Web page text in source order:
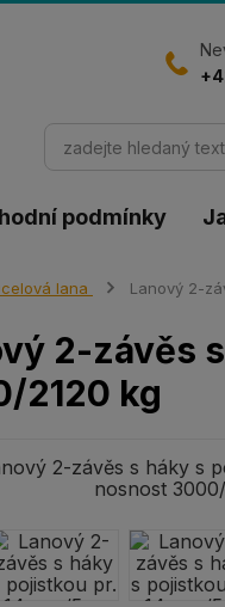
podmínky
lana Lanový 2-
2-závěs
2120 kg